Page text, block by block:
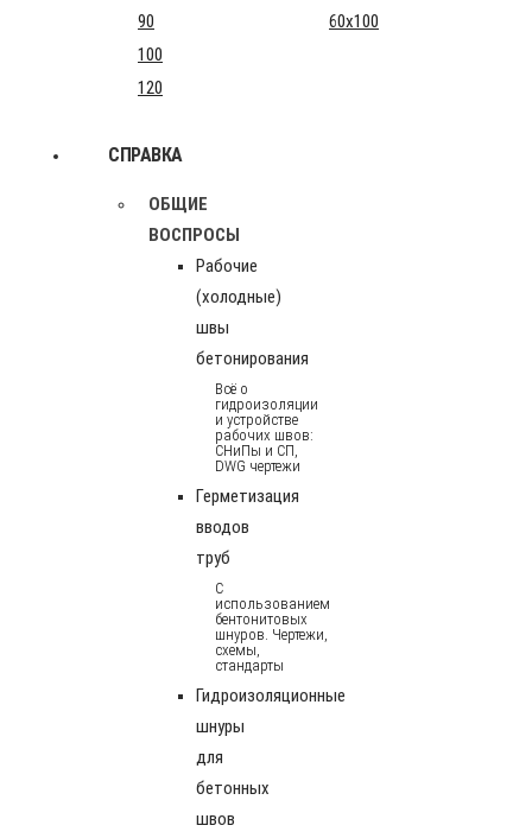
90
60x100
100
120
СПРАВКА
ОБЩИЕ
ВОСПРОСЫ
Рабочие
(холодные)
швы
бетонирования
Всё о
гидроизоляции
и устройстве
рабочих швов:
СНиПы и СП,
DWG чертежи
Герметизация
вводов
труб
С
использованием
бентонитовых
шнуров. Чертежи,
схемы,
стандарты
Гидроизоляционные
шнуры
для
бетонных
швов